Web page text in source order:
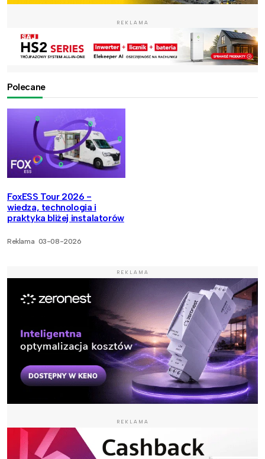
REKLAMA
Polecane
FoxESS Tour 2026 -
wiedza, technologia i
praktyka bliżej instalatorów
Reklama 03-08-2026
REKLAMA
REKLAMA